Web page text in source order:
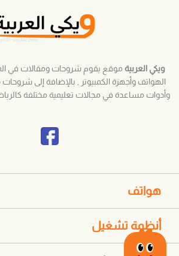
ويكي العربية موقع يقوم شروحات ومقالات في
الهواتف وأجهزة الكمبيوتر , بالإضافة إلى شروحات
وأدوات مساعدة في مجالات تعليمية مختلفة
هواتف
أنظمة تشغيل